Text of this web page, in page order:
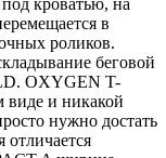
кроватью, на
в
роликов.
беговой
OXYGEN T-
виде и никакой
нужно достать
отличается